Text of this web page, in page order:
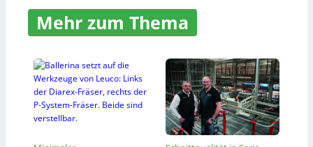
Mehr zum Thema